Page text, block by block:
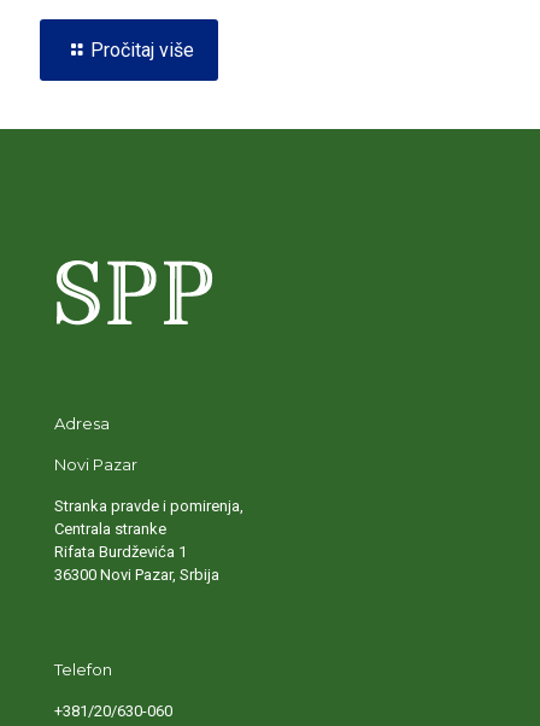
Pročitaj više
Adresa
Novi Pazar
Stranka pravde i pomirenja,
Centrala stranke
Rifata Burdževića 1
36300 Novi Pazar, Srbija
Telefon
+381/20/630-060